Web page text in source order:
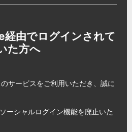
由でログインされて
た方へ
サービスをご利用いただき、誠に
ーシャルログイン機能を廃止いた